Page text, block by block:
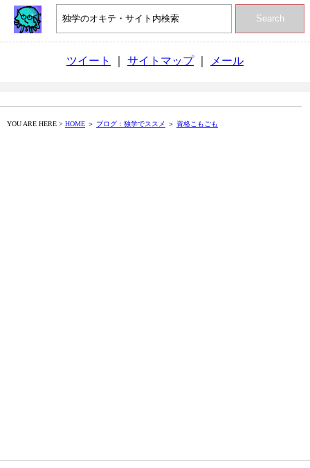
Search
ツイート サイトマップ｜ メール
YOU ARE HERE > HOME ＞ ブログ：独学でススメ ＞ 資格こもごも